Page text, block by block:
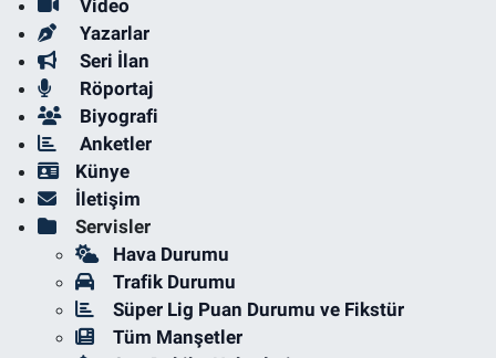
Video
Yazarlar
Seri İlan
Röportaj
Biyografi
Anketler
Künye
İletişim
Servisler
Hava Durumu
Trafik Durumu
Süper Lig Puan Durumu ve Fikstür
Tüm Manşetler